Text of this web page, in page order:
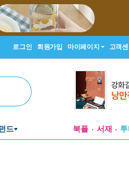
로그인 회원가입 마이페이지 고객
드 북플 서재